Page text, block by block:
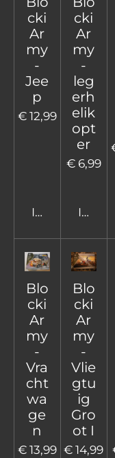
cki
Ar
my
-
Jee
p
€ 12,99
In
cki
Ar
my
-
leg
erh
elik
opt
er
€ 6,99
In
Blo
cki
Ar
my
-
Vra
cht
wa
ge
n
€ 13,99
Blo
cki
Ar
my
-
Vlie
gtu
ig
Gro
ot I
€ 14,99